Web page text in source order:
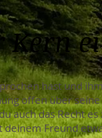
Kern
hast und
offen über
auch das Recht
Freund